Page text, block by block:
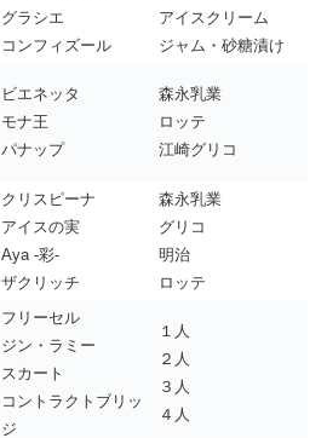
グラシエ
コンフィズール
アイスクリーム
ジャム・砂糖漬け
ビエネッタ
モナ王
パナップ
森永乳業
ロッテ
江崎グリコ
クリスピーナ
アイスの実
Aya -彩-
ザクリッチ
森永乳業
グリコ
明治
ロッテ
フリーセル
ジン・ラミー
スカート
コントラクトブリッ
ジ
１人
２人
３人
４人